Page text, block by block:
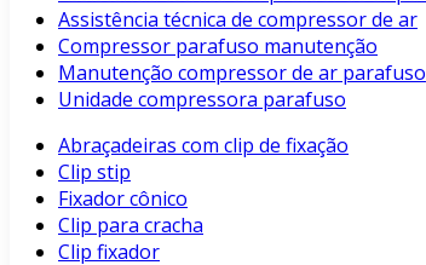
Assistência técnica de compressor de ar
Compressor parafuso manutenção
Manutenção compressor de ar parafuso
Unidade compressora parafuso
Abraçadeiras com clip de fixação
Clip stip
Fixador cônico
Clip para cracha
Clip fixador